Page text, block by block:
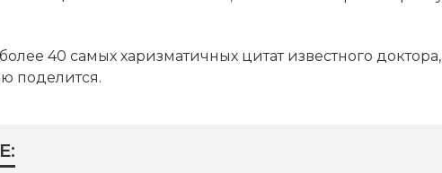
40 самых харизматичных цитат известного доктора,
поделится.